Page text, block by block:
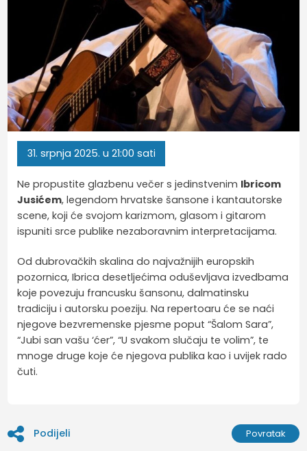
31. srpnja 2025. u 21:00 sati
Ne propustite glazbenu večer s jedinstvenim Ibricom
Jusićem, legendom hrvatske šansone i kantautorske
scene, koji će svojom karizmom, glasom i gitarom
ispuniti srce publike nezaboravnim interpretacijama.
Od dubrovačkih skalina do najvažnijih europskih
pozornica, Ibrica desetljećima oduševljava izvedbama
koje povezuju francusku šansonu, dalmatinsku
tradiciju i autorsku poeziju. Na repertoaru će se naći
njegove bezvremenske pjesme poput “Šalom Sara”,
“Jubi san vašu ‘ćer”, “U svakom slučaju te volim”, te
mnoge druge koje će njegova publika kao i uvijek rado
čuti.
Podijeli Povratak